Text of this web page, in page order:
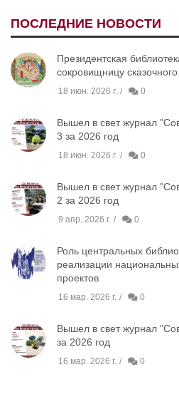
ПОСЛЕДНИЕ НОВОСТИ
Президентская
сокровищницу
18 июн. 2026 г. 0
Вышел в свет журнал
3 за 2026 год
18 июн. 2026 г. 0
Вышел в свет журнал
2 за 2026 год
9 апр. 2026 г. 0
Роль центральных
реализации
проектов
16 мар. 2026 г. 0
Вышел в свет журнал
за 2026 год
16 мар. 2026 г. 0